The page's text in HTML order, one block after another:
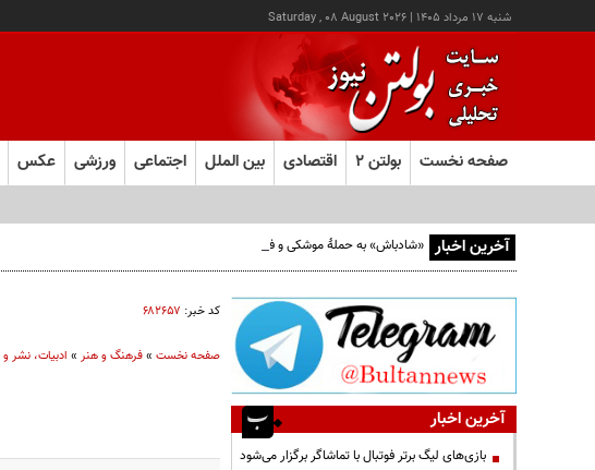
شنبه ۱۷ مرداد ۱۴۰۵ |
Saturday , 08 August 2026
صفحه نخست بولتن ۲ اقتصادی بین الملل اجتماعی ورزشی عکس
آخرین اخبار «شادباش» به حملۀ موشکی و فیلمی بدون حجاب؛ روایت تناقض‌های محسن قرایی
کد خبر: ۶۸۲۶۵۷
صفحه نخست»فرهنگ و هنر» ادبیات، نشر و
آخرین اخبار
بازی‌های لیگ برتر فوتبال با تماشاگر برگزار می‌شود